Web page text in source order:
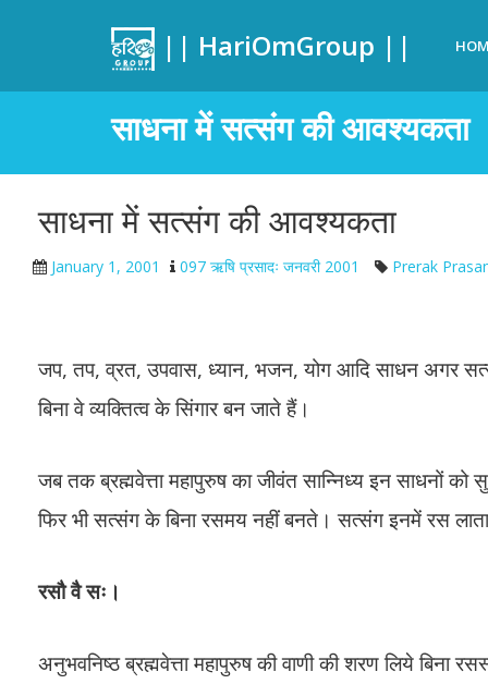
|| HariOmGroup ||
साधना में सत्संग की आवश्यकता
साधना में सत्संग की आवश्यकता
January 1, 2001 097 ऋषि प्रसादः जनवरी 2001 Prerak
जप, तप, व्रत, उपवास, ध्यान, भजन, योग आदि साधन अगर
बिना वे व्यक्तित्व के सिंगार बन जाते हैं।
जब तक ब्रह्मवेत्ता महापुरुष का जीवंत सान्निध्य इन साधनों
फिर भी सत्संग के बिना रसमय नहीं बनते। सत्संग इनमें रस
रसौ वै सः।
अनुभवनिष्ठ ब्रह्मवेत्ता महापुरुष की वाणी की शरण लिये